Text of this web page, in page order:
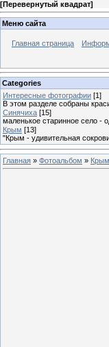
[Перевернутый квадрат]
Меню сайта
Главная страница
Categories
Интересные фотографии [1]
В этом разделе собраны
Синячиха [15]
маленькое старинное село -
Крым [13]
"Крым - удивительная
Главная » Фотоальбом » Крым